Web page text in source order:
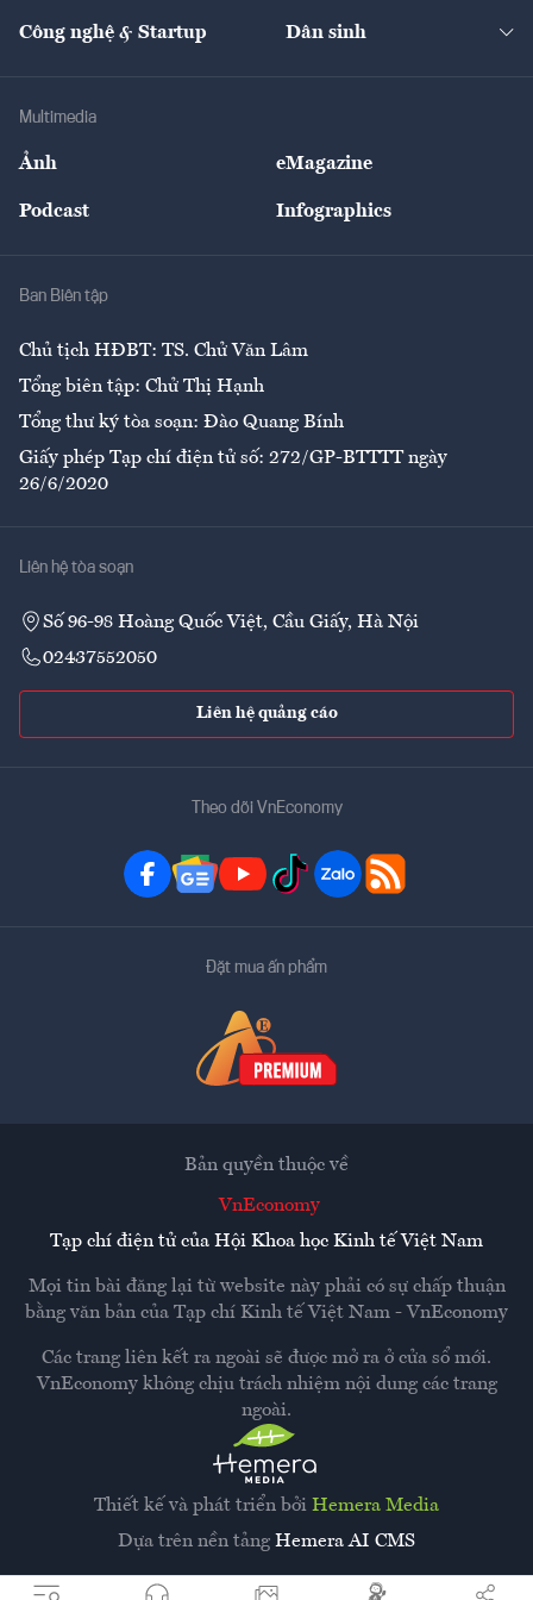
Tư vấn Nông sản
Giải trí
Công nghệ & Startup Dân sinh
Multimedia
Ảnh eMagazine
Podcast Infographics
Ban Biên tập
Chủ tịch HĐBT: TS. Chử Văn Lâm
Tổng biên tập: Chử Thị Hạnh
Tổng thư ký tòa soạn: Đào Quang Bính
Giấy phép Tạp chí điện tử số: 272/GP-BTTTT ngày
26/6/2020
Liên hệ tòa soạn
Số 96-98 Hoàng Quốc Việt, Cầu Giấy, Hà Nội
02437552050
Liên hệ quảng cáo
Theo dõi VnEconomy
Đặt mua ấn phẩm
Thiết kế và phát triển bởi Hemera Media
Dựa trên nền tảng Hemera AI CMS
Bản quyền thuộc về
VnEconomy
Tạp chí điện tử của Hội Khoa học Kinh tế Việt Nam
Mọi tin bài đăng lại từ website này phải có sự chấp thuận
bằng văn bản của Tạp chí Kinh tế Việt Nam - VnEconomy
Các trang liên kết ra ngoài sẽ được mở ra ở cửa sổ mới.
VnEconomy không chịu trách nhiệm nội dung các trang
ngoài.